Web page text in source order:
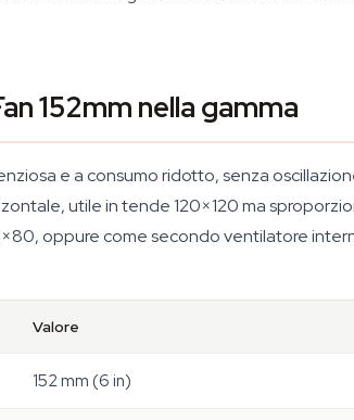
152mm nella gamma
e a consumo ridotto, senza
utile in tende 120×120 ma
oppure come secondo ventilatore
Valore
152 mm (6 in)